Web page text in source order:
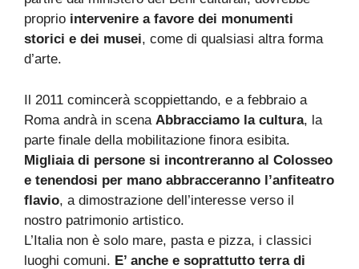
proprio intervenire a favore dei monumenti
storici e dei musei, come di qualsiasi altra forma
d’arte.
Il 2011 comincerà scoppiettando, e a febbraio a
Roma andrà in scena Abbracciamo la cultura, la
parte finale della mobilitazione finora esibita.
Migliaia di persone si incontreranno al Colosseo
e tenendosi per mano abbracceranno l’anfiteatro
flavio, a dimostrazione dell’interesse verso il
nostro patrimonio artistico.
L’Italia non è solo mare, pasta e pizza, i classici
luoghi comuni. E’ anche e soprattutto terra di